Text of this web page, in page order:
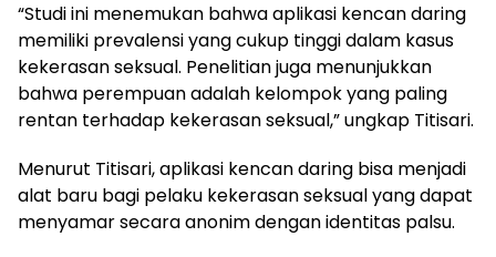
“Studi ini menemukan bahwa aplikasi kencan daring
memiliki prevalensi yang cukup tinggi dalam kasus
kekerasan seksual. Penelitian juga menunjukkan
bahwa perempuan adalah kelompok yang paling
rentan terhadap kekerasan seksual,” ungkap Titisari.
Menurut Titisari, aplikasi kencan daring bisa menjadi
alat baru bagi pelaku kekerasan seksual yang dapat
menyamar secara anonim dengan identitas palsu.